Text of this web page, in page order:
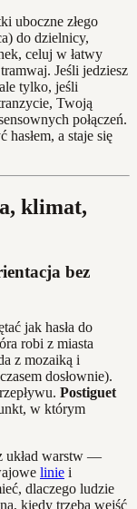
uboczne złego
do dzielnicy,
celuj w łatwy
Jeśli jedziesz
tylko, jeśli
Twoją
połączeń.
hasłem, a staje się
klimat,
bez
jak hasła do
robi z miasta
z mozaiką i
dosłownie).
Postiguet
w którym
układ warstw —
linie i
dlaczego ludzie
kiedy trzeba wejść